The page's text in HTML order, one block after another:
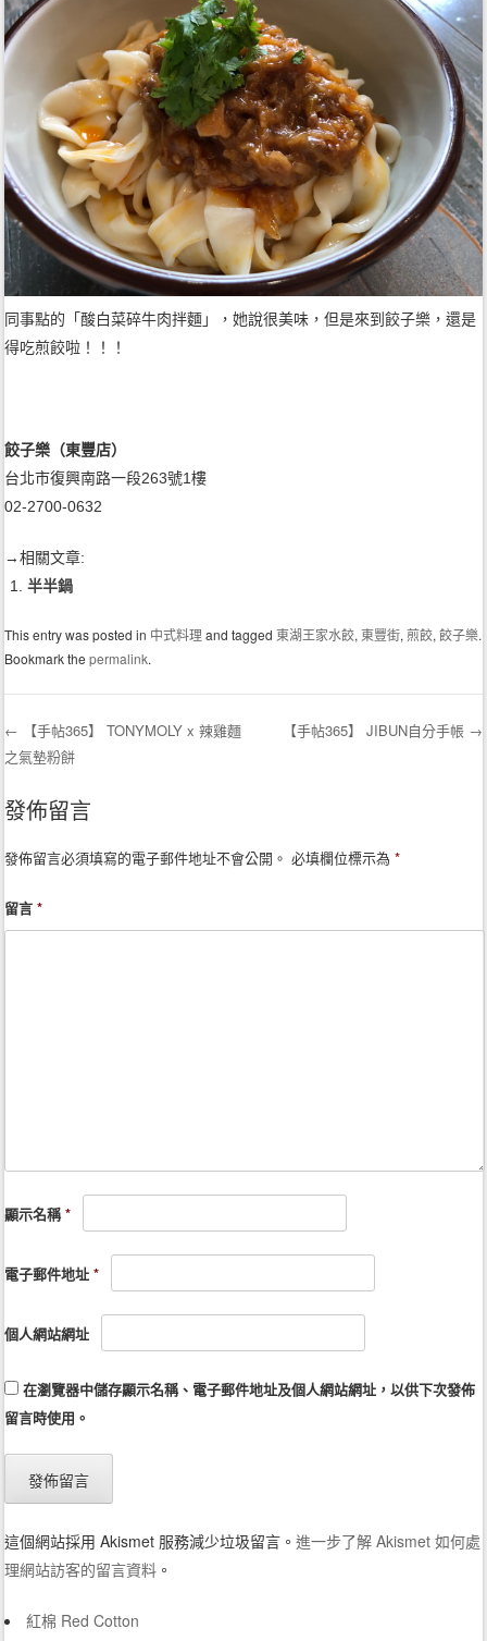
同事點的「酸白菜碎牛肉拌麵」，她說很美味，但是來到餃子樂，還是
得吃煎餃啦！！！
餃子樂（東豐店）
台北市復興南路一段263號1樓
02-2700-0632
→相關文章:
半半鍋
This entry was posted in 中式料理and tagged東湖王家水餃,東豐街,煎餃,餃子樂.
Bookmark thepermalink.
Post navigation
← 【手帖365】 TONYMOLY x 辣雞麵
之氣墊粉餅
【手帖365】 JIBUN自分手帳 →
發佈留言
發佈留言必須填寫的電子郵件地址不會公開。 必填欄位標示為*
留言*
顯示名稱*
電子郵件地址*
個人網站網址
在瀏覽器中儲存顯示名稱、電子郵件地址及個人網站網址，以供下次發佈
留言時使用。
這個網站採用 Akismet 服務減少垃圾留言。進一步了解 Akismet 如何處
理網站訪客的留言資料 。
紅棉 Red Cotton